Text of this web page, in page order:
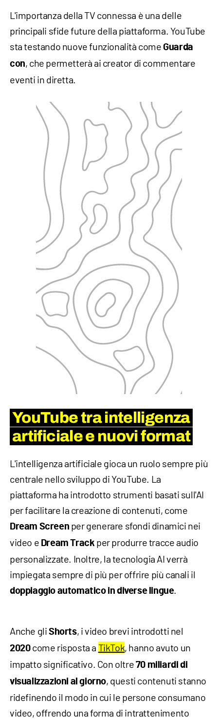
L'importanza della TV connessa è una delle
principali sfide future della piattaforma. YouTube
sta testando nuove funzionalità come Guarda
con, che permetterà ai creator di commentare
eventi in diretta.
YouTube tra intelligenza
artificiale e nuovi format
L'intelligenza artificiale gioca un ruolo sempre più
centrale nello sviluppo di YouTube. La
piattaforma ha introdotto strumenti basati sull'AI
per facilitare la creazione di contenuti, come
Dream Screen per generare sfondi dinamici nei
video e Dream Track per produrre tracce audio
personalizzate. Inoltre, la tecnologia AI verrà
impiegata sempre di più per offrire più canali il
doppiaggio automatico in diverse lingue.
Anche gli Shorts, i video brevi introdotti nel
2020come risposta a TikTok, hanno avuto un
impatto significativo. Con oltre 70 miliardi di
visualizzazioni al giorno, questi contenuti stanno
ridefinendo il modo in cui le persone consumano
video, offrendo una forma di intrattenimento